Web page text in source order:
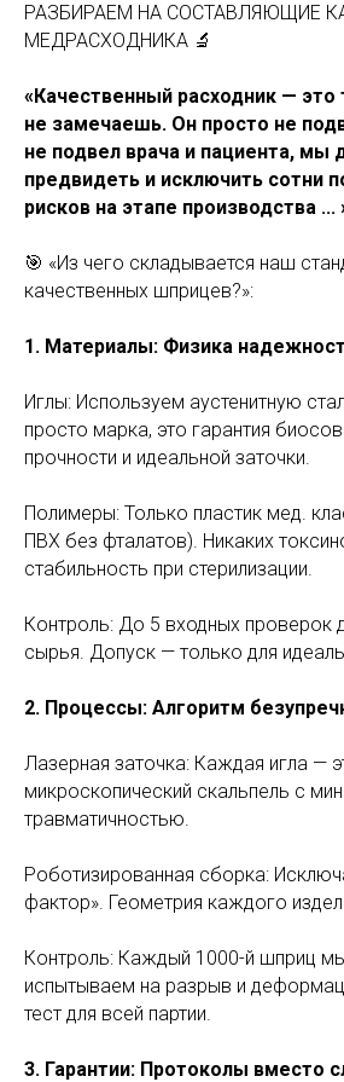
РАЗБИРАЕМ НА СОСТАВЛЯЮЩИЕ
МЕДРАСХОДНИКА 🔬
«Качественный расходник —
не замечаешь. Он просто не
не подвел врача и пациента, мы
предвидеть и исключить сотни
рисков на этапе производства ...
🎯 «Из чего складывается наш
качественных шприцев?»:
1. Материалы: Физика
Иглы: Используем аустенитную
просто марка, это гарантия
прочности и идеальной заточки.
Полимеры: Только пластик мед.
ПВХ без фталатов). Никаких
стабильность при стерилизации.
Контроль: До 5 входных проверок
сырья. Допуск — только для
2. Процессы: Алгоритм
Лазерная заточка: Каждая игла —
микроскопический скальпель с
травматичностью.
Роботизированная сборка:
фактор». Геометрия каждого
Контроль: Каждый 1000-й шприц
испытываем на разрыв и
тест для всей партии.
3. Гарантии: Протоколы вместо